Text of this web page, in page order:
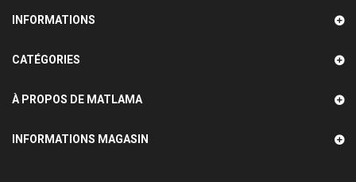
INFORMATIONS
CATÉGORIES
À PROPOS DE MATLAMA
INFORMATIONS MAGASIN